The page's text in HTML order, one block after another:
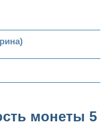
монеты 5